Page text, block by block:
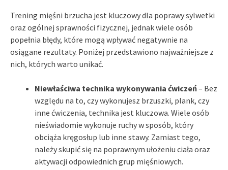
Trening mięśni brzucha jest kluczowy dla poprawy sylwetki
oraz ogólnej sprawności fizycznej, jednak wiele osób
popełnia błędy, które mogą wpływać negatywnie na
osiągane rezultaty. Poniżej przedstawiono najważniejsze z
nich, których warto unikać.
Niewłaściwa technika wykonywania ćwiczeń– Bez
względu na to, czy wykonujesz brzuszki, plank, czy
inne ćwiczenia, technika jest kluczowa. Wiele osób
nieświadomie wykonuje ruchy w sposób, który
obciąża kręgosłup lub inne stawy. Zamiast tego,
należy skupić się na poprawnym ułożeniu ciała oraz
aktywacji odpowiednich grup mięśniowych.